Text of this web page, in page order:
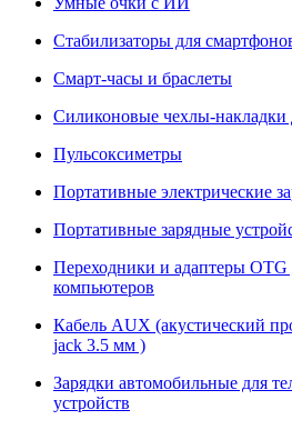
Стабилизаторы для
Смарт-часы и браслеты
Силиконовые чехлы-накладки
Пульсоксиметры
Портативные электрические
Портативные зарядные
Переходники и адаптеры OTG
компьютеров
Кабель AUX (акустический
jack 3.5 мм )
Зарядки автомобильные для
устройств